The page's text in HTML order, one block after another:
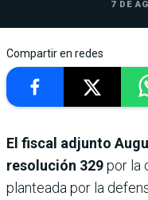
7 DE
Compartir en redes
El fiscal adjunto
resolución 329por la
planteada por la